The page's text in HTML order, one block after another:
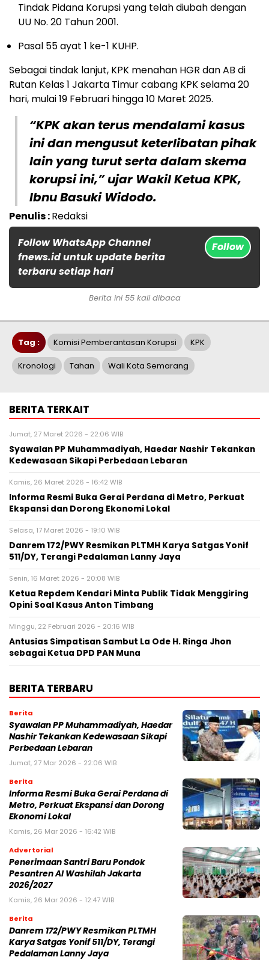
Tindak Pidana Korupsi yang telah diubah dengan
UU No. 20 Tahun 2001.
Pasal 55 ayat 1 ke-1 KUHP.
Sebagai tindak lanjut, KPK menahan HGR dan AB di
Rutan Kelas 1 Jakarta Timur cabang KPK selama 20
hari, mulai 19 Februari hingga 10 Maret 2025.
“KPK akan terus mendalami kasus
ini dan mengusut keterlibatan pihak
lain yang turut serta dalam skema
korupsi ini,” ujar Wakil Ketua KPK,
Ibnu Basuki Widodo.
Penulis :Redaksi
Follow WhatsApp Channel
fnews.id untuk update berita
terbaru setiap hari
Follow
Berita ini 55 kali dibaca
Tag : Komisi Pemberantasan Korupsi KPK
Kronologi Tahan Wali Kota Semarang
BERITA TERKAIT
Jumat, 27 Maret 2026 - 22:06 WIB
Syawalan PP Muhammadiyah, Haedar Nashir Tekankan
Kedewasaan Sikapi Perbedaan Lebaran
Kamis, 26 Maret 2026 - 16:42 WIB
Informa Resmi Buka Gerai Perdana di Metro, Perkuat
Ekspansi dan Dorong Ekonomi Lokal
Selasa, 17 Maret 2026 - 19:10 WIB
Danrem 172/PWY Resmikan PLTMH Karya Satgas Yonif
511/DY, Terangi Pedalaman Lanny Jaya
Senin, 16 Maret 2026 - 20:08 WIB
Ketua Repdem Kendari Minta Publik Tidak Menggiring
Opini Soal Kasus Anton Timbang
Minggu, 22 Februari 2026 - 20:16 WIB
Antusias Simpatisan Sambut La Ode H. Ringa Jhon
sebagai Ketua DPD PAN Muna
BERITA TERBARU
Berita
Syawalan PP Muhammadiyah, Haedar
Nashir Tekankan Kedewasaan Sikapi
Perbedaan Lebaran
Jumat, 27 Mar 2026 - 22:06 WIB
Berita
Informa Resmi Buka Gerai Perdana di
Metro, Perkuat Ekspansi dan Dorong
Ekonomi Lokal
Kamis, 26 Mar 2026 - 16:42 WIB
Advertorial
Penerimaan Santri Baru Pondok
Pesantren Al Washilah Jakarta
2026/2027
Kamis, 26 Mar 2026 - 12:47 WIB
Berita
Danrem 172/PWY Resmikan PLTMH
Karya Satgas Yonif 511/DY, Terangi
Pedalaman Lanny Jaya